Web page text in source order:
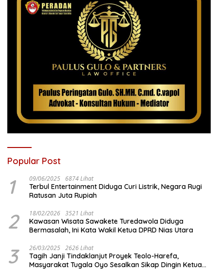
Popular Post
1 09/06/2025 6874 Lihat
Terbul Entertainment Diduga Curi Listrik, Negara Rugi
Ratusan Juta Rupiah
2 18/02/2026 3521 Lihat
Kawasan Wisata Sawakete Turedawola Diduga
Bermasalah, Ini Kata Wakil Ketua DPRD Nias Utara
3 26/03/2025 2626 Lihat
Tagih Janji Tindaklanjut Proyek Teolo-Harefa,
Masyarakat Tugala Oyo Sesalkan Sikap Dingin Ketua